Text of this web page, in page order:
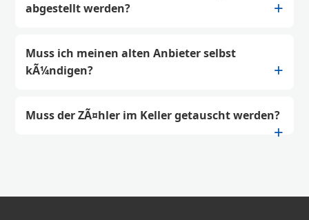
abgestellt werden?
Muss ich meinen alten Anbieter selbst
kÃ¼ndigen?
Muss der ZÃ¤hler im Keller getauscht werden?